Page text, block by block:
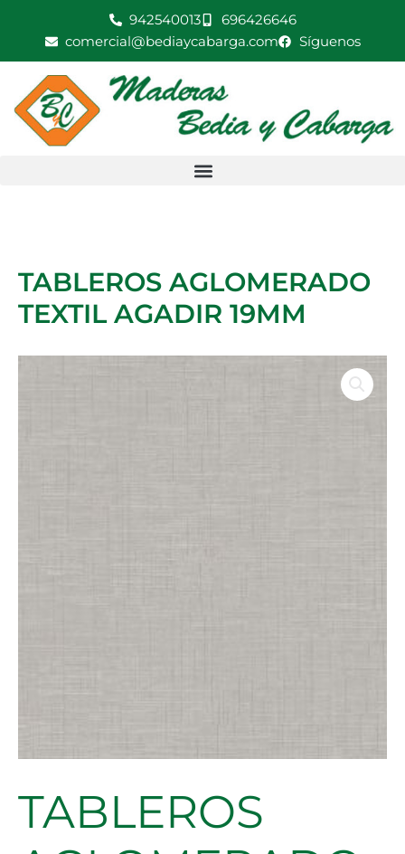
942540013
696426646
comercial@bediaycabarga.com
Síguenos
TABLEROS AGLOMERADO
TEXTIL AGADIR 19MM
TABLEROS